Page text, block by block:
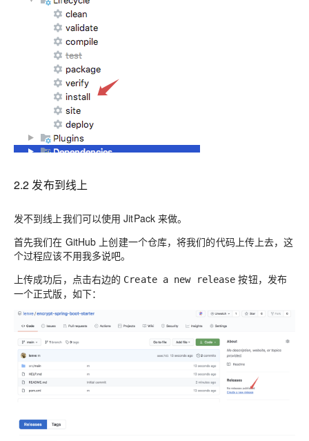
2.2 发布到线上
发不到线上我们可以使用 JitPack 来做。
首先我们在 GitHub 上创建一个仓库，将我们的代码上传上去，这
个过程应该不用我多说吧。
上传成功后，点击右边的 Create a new release 按钮，发布
一个正式版，如下：